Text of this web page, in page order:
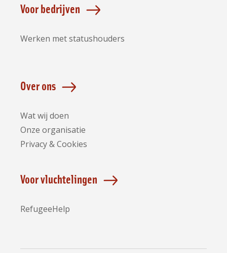
Voor bedrijven
Werken met statushouders
Over ons
Wat wij doen
Onze organisatie
Privacy & Cookies
Voor vluchtelingen
RefugeeHelp